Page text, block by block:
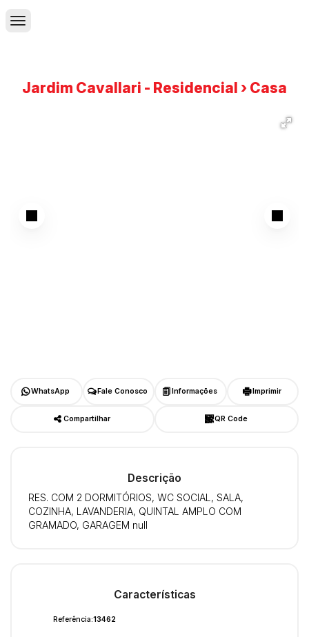
Jardim Cavallari - Residencial › Casa
WhatsApp Fale Conosco Informações Imprimir
Compartilhar QR Code
Descrição
RES. COM 2 DORMITÓRIOS, WC SOCIAL, SALA,
COZINHA, LAVANDERIA, QUINTAL AMPLO COM
GRAMADO, GARAGEM null
Características
Referência:13462